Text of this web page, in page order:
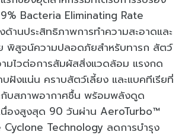
Bacteria Eliminating Rate
านประสิทธิภาพการทำความสะอาดและ
พิสูจน์ความปลอดภัยสำหรับทารก สัตว์
มไวต่อการสัมผัสสิ่งแวดล้อม แรงกด
ฝังแน่น คราบสัตว์เลี้ยง และแบคทีเรียที่
กับสภาพอากาศชื้น พร้อมพลังดูด
องสูงสุด 90 วันผ่าน AeroTurbo™
Technology ลดการบำรุง